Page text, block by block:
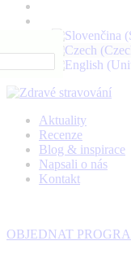
Aktuality
Recenze
Blog & inspirace
Napsali o nás
Kontakt
OBJEDNAT